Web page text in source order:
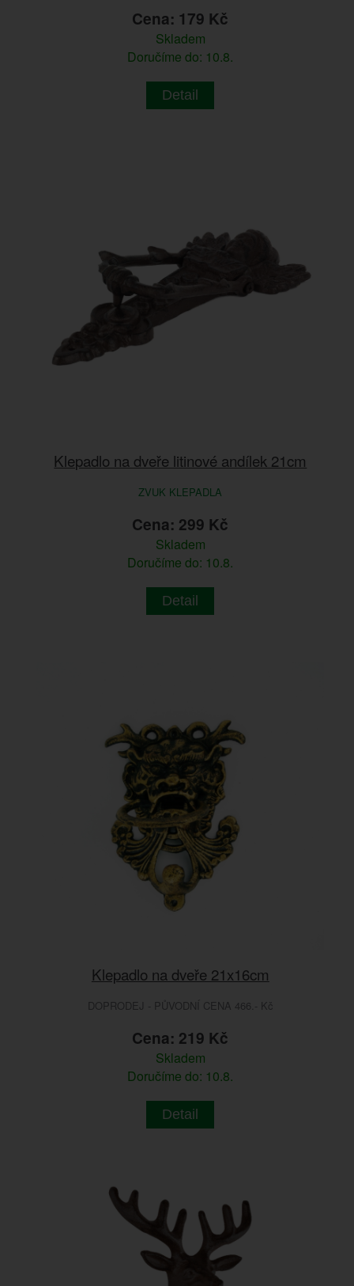
Cena: 179 Kč
Skladem
Doručíme do: 10.8.
Detail
Klepadlo na dveře litinové andílek 21cm
ZVUK KLEPADLA
Cena: 299 Kč
Skladem
Doručíme do: 10.8.
Detail
Klepadlo na dveře 21x16cm
DOPRODEJ - PŮVODNÍ CENA 466.- Kč
Cena: 219 Kč
Skladem
Doručíme do: 10.8.
Detail